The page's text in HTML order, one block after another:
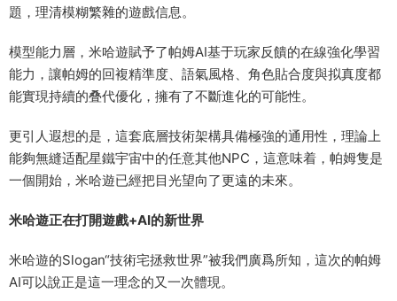
題，理清模糊繁雜的遊戲信息。
模型能力層，米哈遊賦予了帕姆AI基于玩家反饋的在線強化學習
能力，讓帕姆的回複精準度、語氣風格、角色貼合度與拟真度都
能實現持續的叠代優化，擁有了不斷進化的可能性。
更引人遐想的是，這套底層技術架構具備極強的通用性，理論上
能夠無縫适配星鐵宇宙中的任意其他NPC，這意味着，帕姆隻是
一個開始，米哈遊已經把目光望向了更遠的未來。
米哈遊正在打開遊戲+AI的新世界
米哈遊的Slogan“技術宅拯救世界”被我們廣爲所知，這次的帕姆
AI可以說正是這一理念的又一次體現。